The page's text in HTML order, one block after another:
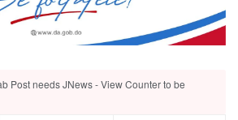
Post needs JNews - View Counter to be